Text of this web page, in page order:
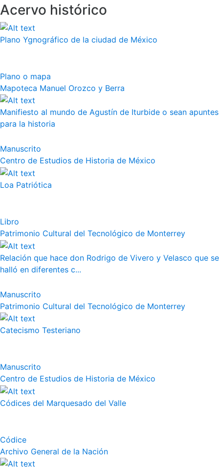
Acervo histórico
Plano Ygnográfico de la ciudad de México
Plano o mapa
Mapoteca Manuel Orozco y Berra
Manifiesto al mundo de Agustín de Iturbide o sean apuntes
para la historia
Manuscrito
Centro de Estudios de Historia de México
Loa Patriótica
Libro
Patrimonio Cultural del Tecnológico de Monterrey
Relación que hace don Rodrigo de Vivero y Velasco que se
halló en diferentes c...
Manuscrito
Patrimonio Cultural del Tecnológico de Monterrey
Catecismo Testeriano
Manuscrito
Centro de Estudios de Historia de México
Códices del Marquesado del Valle
Códice
Archivo General de la Nación